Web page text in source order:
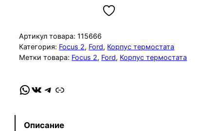
ч
е
с
в
о
Артикул товара: 115666
Категория: Focus 2, Ford, Корпус термостата
Метки товара: Focus 2, Ford, Корпус термостата
WhatsApp VK Telegram Link
Описание